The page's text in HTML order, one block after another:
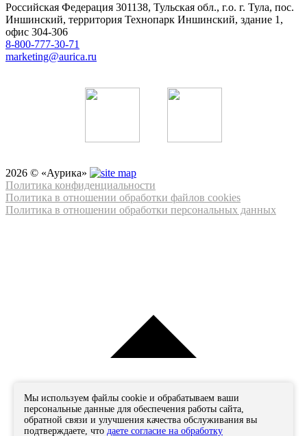
Российская Федерация 301138, Тульская обл., г.о. г. Тула, пос.
Иншинский, территория Технопарк Иншинский, здание 1,
офис 304-306
8-800-777-30-71
marketing@aurica.ru
2026 © «Аурика»
Политика конфиденциальности
Политика в отношении обработки файлов cookies
Политика в отношении обработки персональных данных
Мы используем файлы cookie и обрабатываем ваши
персональные данные для обеспечения работы сайта,
обратной связи и улучшения качества обслуживания вы
подтверждаете, что даете согласие на обработку